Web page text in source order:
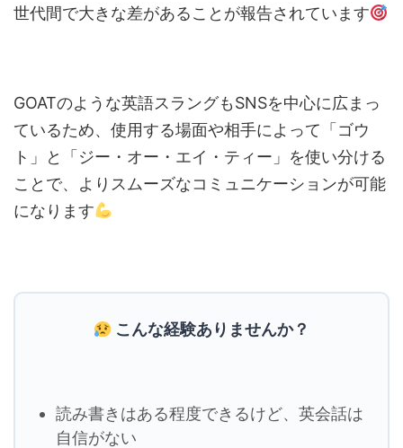
世代間で大きな差があることが報告されています
GOATのような英語スラングもSNSを中心に広まっ
ているため、使用する場面や相手によって「ゴウ
ト」と「ジー・オー・エイ・ティー」を使い分ける
ことで、よりスムーズなコミュニケーションが可能
になります
こんな経験ありませんか？
読み書きはある程度できるけど、英会話は
自信がない